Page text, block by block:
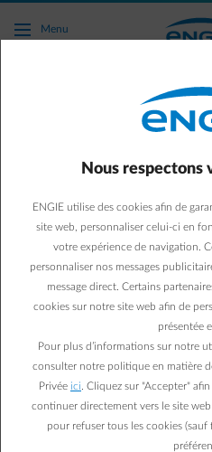
Accéder au contenu principal
Menu
Conseils
Fabriquer
d’arrosage
Grâce à ce système
plantations au bord de la
vous faciliterez la vie. Avec
parfait cet été et votre facture
Nous
ENGIE utilise des cookies afin de
site web, personnaliser celui-ci en
votre expérience de navigation.
personnaliser nos messages
message direct. Certains
cookies sur notre site web afin de
présentée
Pour plus d’informations sur notre
consulter notre politique en matière
Privée ici . Cliquez sur "Accepter"
continuer directement vers le site
pour refuser tous les cookies